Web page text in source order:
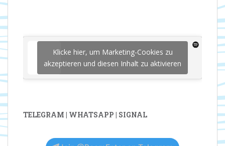
Klicke hier, um Marketing-Cookies zu
akzeptieren und diesen Inhalt zu aktivieren
TELEGRAM | WHATSAPP | SIGNAL